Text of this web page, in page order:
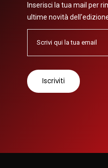
Inserisci la tua mail per
ultime novità